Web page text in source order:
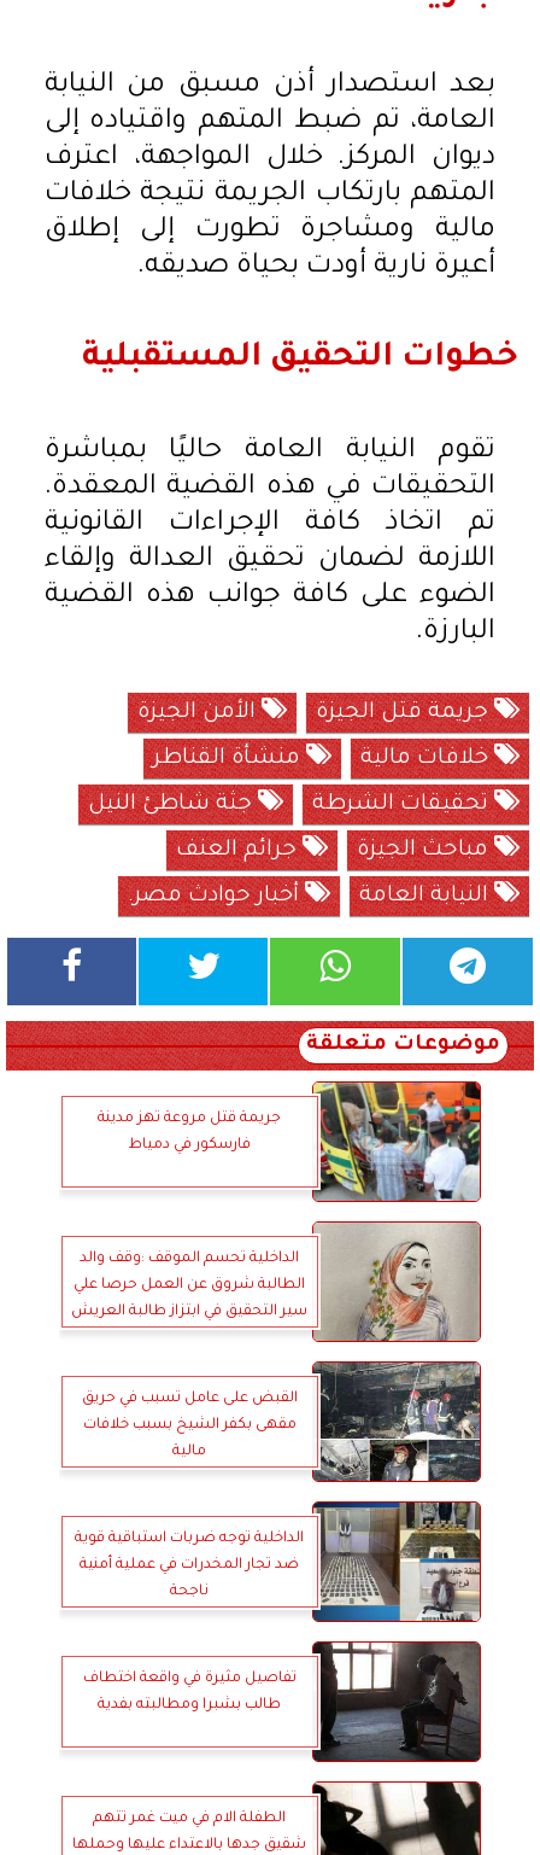
بعد استصدار أذن مسبق من النيابة
العامة، تم ضبط المتهم واقتياده إلى
ديوان المركز. خلال المواجهة، اعترف
المتهم بارتكاب الجريمة نتيجة خلافات
مالية ومشاجرة تطورت إلى إطلاق
أعيرة نارية أودت بحياة صديقه.
خطوات التحقيق المستقبلية
تقوم النيابة العامة حاليًا بمباشرة
التحقيقات في هذه القضية المعقدة.
تم اتخاذ كافة الإجراءات القانونية
اللازمة لضمان تحقيق العدالة وإلقاء
الضوء على كافة جوانب هذه القضية
البارزة.
جريمة قتل الجيزة
الأمن الجيزة
خلافات مالية
منشأة القناطر
تحقيقات الشرطة
جثة شاطئ النيل
مباحث الجيزة
جرائم العنف
النيابة العامة
أخبار حوادث مصر.
موضوعات متعلقة
جريمة قتل مروعة تهز مدينة
فارسكور في دمياط
الداخلية تحسم الموقف :وقف والد
الطالبة شروق عن العمل حرصا علي
سير التحقيق في ابتزاز طالبة العريش
القبض على عامل تسبب في حريق
مقهى بكفر الشيخ بسبب خلافات
مالية
الداخلية توجه ضربات استباقية قوية
ضد تجار المخدرات في عملية أمنية
ناجحة
تفاصيل مثيرة في واقعة اختطاف
طالب بشبرا ومطالبته بفدية
الطفلة الام في ميت غمر تتهم
شقيق جدها بالاعتداء عليها وحملها